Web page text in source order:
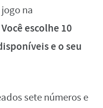
na
Você escolhe 10
e o seu
sete números e